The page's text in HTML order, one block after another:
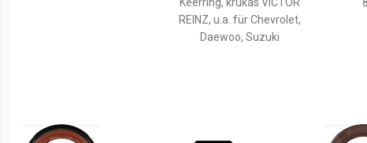
REINZ, u.a. für Chevrolet,
Daewoo, Suzuki